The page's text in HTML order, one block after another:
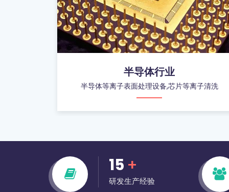
半导体行业
半导体等离子表面处理设备,芯片等离子清洗
15 +
研发生产经验